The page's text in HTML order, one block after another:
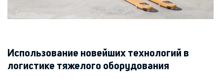
Использование новейших технологий в
логистике тяжелого оборудования